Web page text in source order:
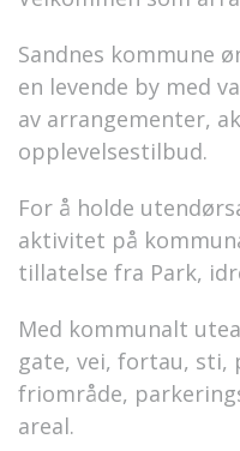
Sandnes kommune
en levende by med
av arrangementer,
opplevelsestilbud.
For å holde
aktivitet på
tillatelse fra Park,
Med kommunalt
gate, vei, fortau, sti,
friområde,
areal.